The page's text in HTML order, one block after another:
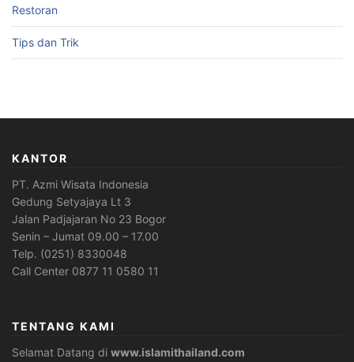
Restoran
Tips dan Trik
KANTOR
PT. Azmi Wisata Indonesia
Gedung Setyajaya Lt 3
Jalan Padjajaran No 23 Bogor
Senin – Jumat 09.00 – 17.00
Telp. (0251) 8330048
Call Center 0877 11 0580 11
TENTANG KAMI
Selamat Datang di www.islamithailand.com